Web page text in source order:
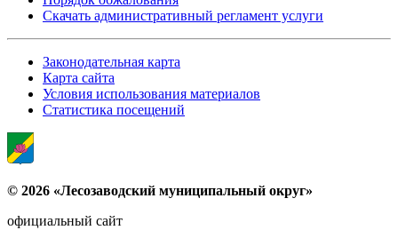
Скачать административный регламент услуги
Законодательная карта
Карта сайта
Условия использования материалов
Статистика посещений
© 2026 «Лесозаводский муниципальный округ»
официальный сайт